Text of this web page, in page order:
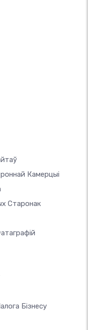
Камерцыі
Старонак
Бізнесу